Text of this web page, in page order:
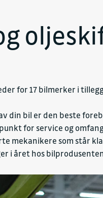
for 17 bilmerker i
din bil er den beste
for service og
mekanikere som står
i året hos